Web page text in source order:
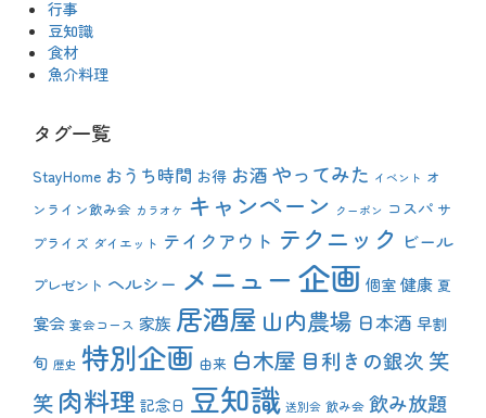
行事
豆知識
食材
魚介料理
タグ一覧
StayHome おうち時間 お得 お酒 やってみた イベント オ
ンライン飲み会 カラオケ キャンペーン クーポン コスパ サ
プライズ ダイエット テイクアウト テクニック ビール
プレゼント ヘルシー メニュー 企画 個室 健康 夏
宴会 宴会コース 家族 居酒屋 山内農場 日本酒 早割
旬 歴史 特別企画 由来 白木屋 目利きの銀次 笑
笑 肉料理 記念日 豆知識 送別会 飲み会 飲み放題